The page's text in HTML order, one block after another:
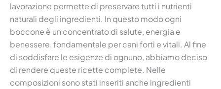
lavorazione permette di preservare tutti i nutrienti
naturali degli ingredienti. In questo modo ogni
boccone è un concentrato di salute, energia e
benessere, fondamentale per cani forti e vitali. Al fine
di soddisfare le esigenze di ognuno, abbiamo deciso
di rendere queste ricette complete. Nelle
composizioni sono stati inseriti anche ingredienti